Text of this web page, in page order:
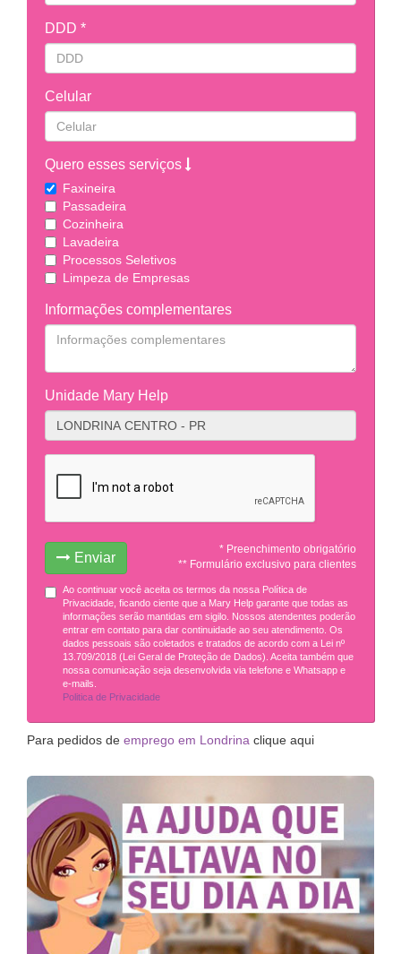
DDD *
Celular
Quero esses serviços
Faxineira
Passadeira
Cozinheira
Lavadeira
Processos Seletivos
Limpeza de Empresas
Informações complementares
Unidade Mary Help
Enviar
* Preenchimento obrigatório
** Formulário exclusivo para clientes
Ao continuar você aceita os termos da nossa Política de
Privacidade, ficando ciente que a Mary Help garante que todas as
informações serão mantidas em sigilo. Nossos atendentes poderão
entrar em contato para dar continuidade ao seu atendimento. Os
dados pessoais são coletados e tratados de acordo com a Lei nº
13.709/2018 (Lei Geral de Proteção de Dados). Aceita também que
nossa comunicação seja desenvolvida via telefone e Whatsapp e
e-mails.
Politica de Privacidade
Para pedidos de emprego em Londrina clique aqui